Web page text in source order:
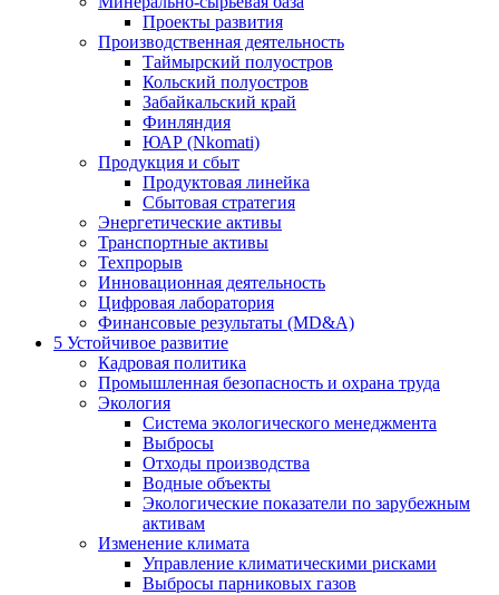
Проекты развития
Производственная деятельность
Таймырский полуостров
Кольский полуостров
Забайкальский край
Финляндия
ЮАР (Nkomati)
Продукция и сбыт
Продуктовая линейка
Сбытовая стратегия
Энергетические активы
Транспортные активы
Техпрорыв
Инновационная деятельность
Цифровая лаборатория
Финансовые результаты (MD&A)
5 Устойчивое развитие
Кадровая политика
Промышленная безопасность и охрана труда
Экология
Система экологического менеджмента
Выбросы
Отходы производства
Водные объекты
Экологические показатели по зарубежным
активам
Изменение климата
Управление климатическими рисками
Выбросы парниковых газов